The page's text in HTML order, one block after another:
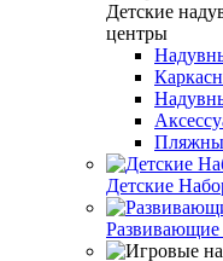
Детские
центры
Детские